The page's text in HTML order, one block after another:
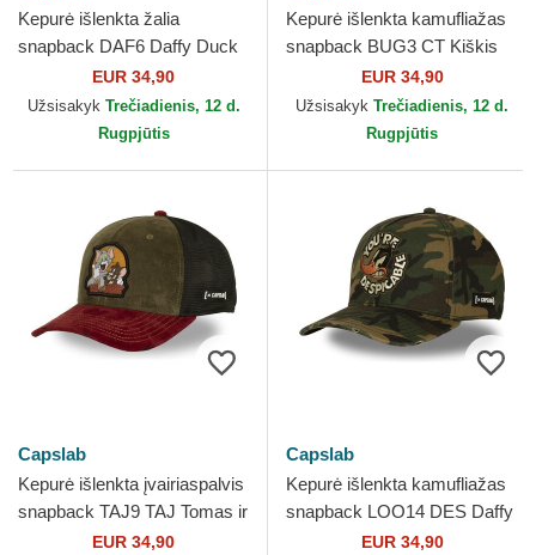
Kepurė išlenkta žalia
snapback DAF6 Daffy Duck
Looney Tunes Capslab
EUR 34,90
Užsisakyk Trečiadienis, 12 d.
Rugpjūtis
Kepurė išlenkta kamufliažas
snapback BUG3 CT Kiškis
Bagsis Looney Tunes
Capslab
EUR 34,90
Užsisakyk Trečiadienis, 12 d.
Rugpjūtis
Capslab
Kepurė išlenkta įvairiaspalvis
snapback TAJ9 TAJ Tomas ir
Džeris Looney Tunes
EUR 34,90
Capslab
Kepurė išlenkta kamufliažas
snapback LOO14 DES Daffy
Duck Looney Tunes Capslab
EUR 34,90